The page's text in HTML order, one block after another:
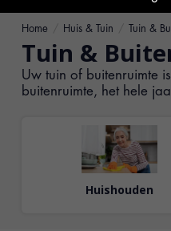
Home Huis & Tuin Tuin &
Tuin &
Uw tuin of buitenruimte
buitenruimte, het hele
Huishouden